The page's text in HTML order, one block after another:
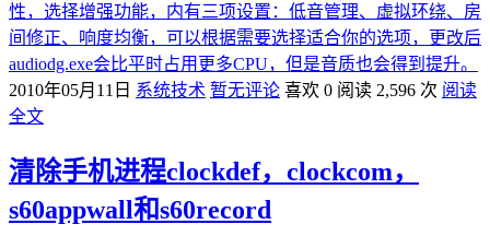
性，选择增强功能，内有三项设置：低音管理、虚拟环绕、房
间修正、响度均衡，可以根据需要选择适合你的选项，更改后
audiodg.exe会比平时占用更多CPU，但是音质也会得到提升。
2010年05月11日 系统技术 暂无评论 喜欢 0 阅读 2,596 次 阅读
全文
清除手机进程clockdef，clockcom，
s60appwall和s60record